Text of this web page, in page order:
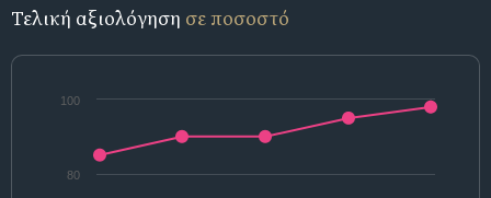
Τελική αξιολόγηση σε ποσοστό
80
100